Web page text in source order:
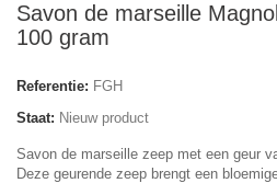
Savon de marseille
100 gram
Referentie: FGH
Staat: Nieuw product
Savon de marseille zeep met een geur
Deze geurende zeep brengt een